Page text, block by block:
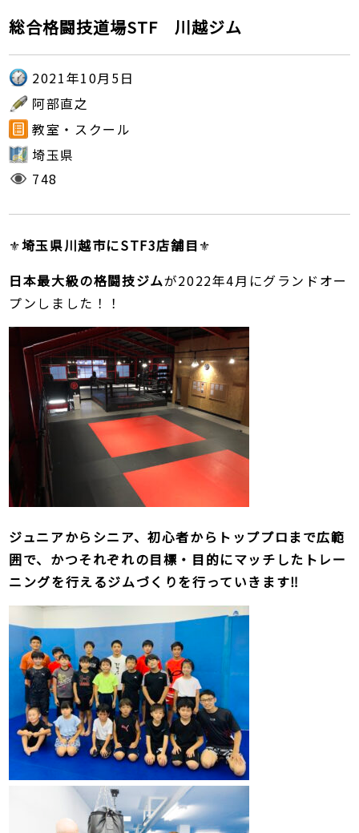
総合格闘技道場STF 川越ジム
2021年10月5日
阿部直之
教室・スクール
埼玉県
748
⚜️埼玉県川越市にSTF3店舗目⚜️
日本最大級の格闘技ジムが2022年4月にグランドオー
プンしました！！
ジュニアからシニア、初心者からトッププロまで広範
囲で、かつそれぞれの目標・目的にマッチしたトレー
ニングを行えるジムづくりを行っていきます‼️